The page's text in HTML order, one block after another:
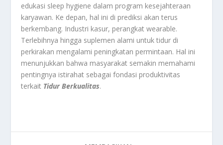
edukasi sleep hygiene dalam program kesejahteraan
karyawan. Ke depan, hal ini di prediksi akan terus
berkembang. Industri kasur, perangkat wearable.
Terlebihnya hingga suplemen alami untuk tidur di
perkirakan mengalami peningkatan permintaan. Hal ini
menunjukkan bahwa masyarakat semakin memahami
pentingnya istirahat sebagai fondasi produktivitas
terkait Tidur Berkualitas.